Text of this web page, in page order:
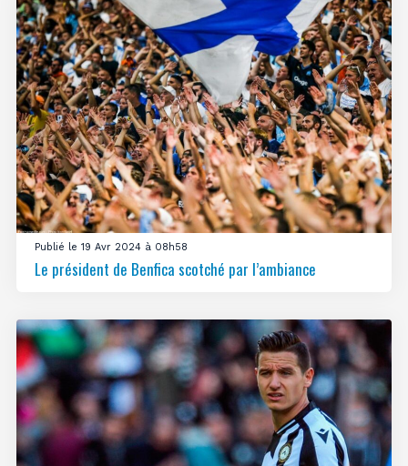
Publié le 19 Avr 2024 à 08h58
Le président de Benfica scotché par l’ambiance